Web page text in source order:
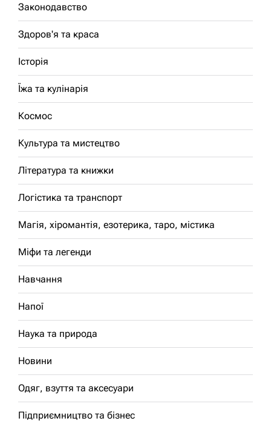
Законодавство
Здоров'я та краса
Історія
Їжа та кулінарія
Космос
Культура та мистецтво
Література та книжки
Логістика та транспорт
Магія, хіромантія, езотерика, таро, містика
Міфи та легенди
Навчання
Напої
Наука та природа
Новини
Одяг, взуття та аксесуари
Підприємництво та бізнес